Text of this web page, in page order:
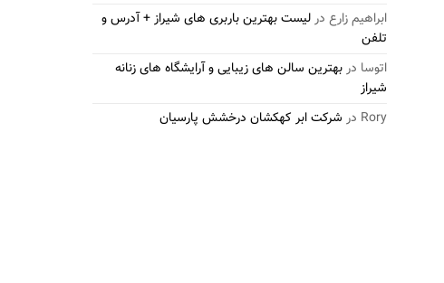
ابراهیم زارع درلیست بهترین باربری های شیراز + آدرس و
تلفن
اتوسا دربهترین سالن های زیبایی و آرایشگاه های زنانه
شیراز
Rory در شرکت ابر کهکشان درخشش پارسیان